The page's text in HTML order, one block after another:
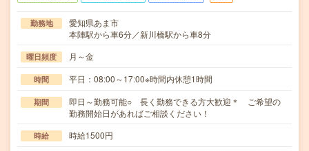
勤務地
愛知県あま市
本陣駅から車6分／新川橋駅から車8分
曜日頻度 月～金
時間 平日：08:00～17:00※時間内休憩1時間
期間
即日～勤務可能○ 長く勤務できる方大歓迎＊ ご希望の
勤務開始日があればご相談ください！
時給 時給1500円